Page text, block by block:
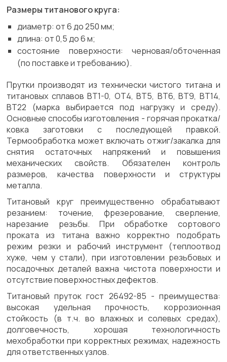
Размеры титанового круга:
диаметр: от 6 до 250 мм;
длина: от 0,5 до 6 м;
состояние поверхности: черновая/обточенная
(по поставке и требованию).
Прутки производят из технически чистого титана и
титановых сплавов ВТ1-0, ОТ4, ВТ5, ВТ6, ВТ9, ВТ14,
ВТ22 (марка выбирается под нагрузку и среду).
Основные способы изготовления - горячая прокатка/
ковка заготовки с последующей правкой.
Термообработка может включать отжиг/закалка для
снятия остаточных напряжений и повышения
механических свойств. Обязателен контроль
размеров, качества поверхности и структуры
металла.
Титановый круг преимущественно обрабатывают
резанием: точение, фрезерование, сверление,
нарезание резьбы. При обработке сортового
проката из титана важно корректно подобрать
режим резки и рабочий инструмент (теплоотвод
хуже, чем у стали), при изготовлении резьбовых и
посадочных деталей важна чистота поверхности и
отсутствие поверхностных дефектов.
Титановый пруток гост 26492-85 - преимущества:
высокая удельная прочность, коррозионная
стойкость (в т.ч. во влажных и солевых средах),
долговечность, хорошая технологичность
мехобработки при корректных режимах, надежность
для ответственных узлов.